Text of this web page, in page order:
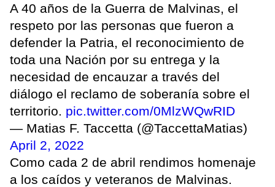
A 40 años de la Guerra de Malvinas, el
respeto por las personas que fueron a
defender la Patria, el reconocimiento de
toda una Nación por su entrega y la
necesidad de encauzar a través del
diálogo el reclamo de soberanía sobre el
territorio. pic.twitter.com/0MlzWQwRID
— Matias F. Taccetta (@TaccettaMatias)
April 2, 2022
Como cada 2 de abril rendimos homenaje
a los caídos y veteranos de Malvinas.